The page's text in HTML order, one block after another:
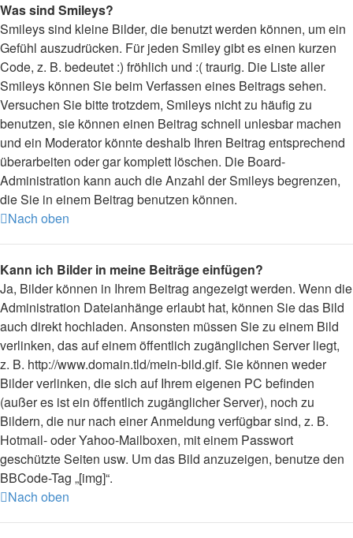
Was sind Smileys?
Smileys sind kleine Bilder, die benutzt werden können, um ein
Gefühl auszudrücken. Für jeden Smiley gibt es einen kurzen
Code, z. B. bedeutet :) fröhlich und :( traurig. Die Liste aller
Smileys können Sie beim Verfassen eines Beitrags sehen.
Versuchen Sie bitte trotzdem, Smileys nicht zu häufig zu
benutzen, sie können einen Beitrag schnell unlesbar machen
und ein Moderator könnte deshalb Ihren Beitrag entsprechend
überarbeiten oder gar komplett löschen. Die Board-
Administration kann auch die Anzahl der Smileys begrenzen,
die Sie in einem Beitrag benutzen können.
Nach oben
Kann ich Bilder in meine Beiträge einfügen?
Ja, Bilder können in Ihrem Beitrag angezeigt werden. Wenn die
Administration Dateianhänge erlaubt hat, können Sie das Bild
auch direkt hochladen. Ansonsten müssen Sie zu einem Bild
verlinken, das auf einem öffentlich zugänglichen Server liegt,
z. B. http://www.domain.tld/mein-bild.gif. Sie können weder
Bilder verlinken, die sich auf Ihrem eigenen PC befinden
(außer es ist ein öffentlich zugänglicher Server), noch zu
Bildern, die nur nach einer Anmeldung verfügbar sind, z. B.
Hotmail- oder Yahoo-Mailboxen, mit einem Passwort
geschützte Seiten usw. Um das Bild anzuzeigen, benutze den
BBCode-Tag „[img]“.
Nach oben